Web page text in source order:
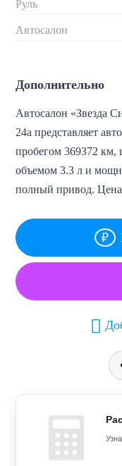
Руль
Автосалон
Дополнительно
Автосалон «Звезда
24а представляет
пробегом 369372 км,
объемом 3.3 л и
полный привод.